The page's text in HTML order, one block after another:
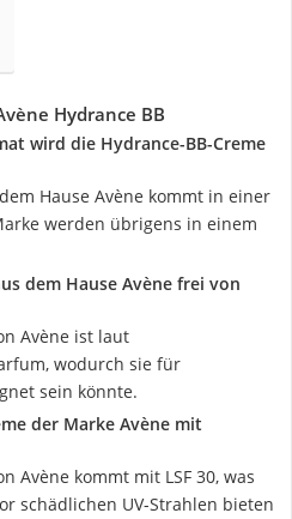
Hydrance BB
wird die Hydrance-BB-Creme
Hause Avène kommt in einer
werden übrigens in einem
dem Hause Avène frei von
Avène ist laut
wodurch sie für
sein könnte.
der Marke Avène mit
Avène kommt mit LSF 30, was
schädlichen UV-Strahlen bieten